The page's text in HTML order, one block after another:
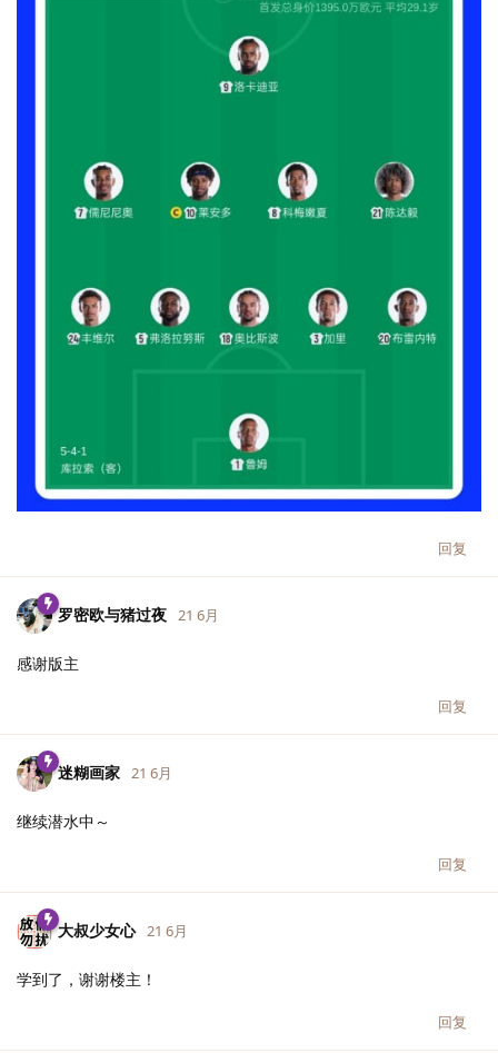
回复
罗密欧与猪过夜 21 6月
感谢版主
回复
迷糊画家 21 6月
继续潜水中～
回复
大叔少女心 21 6月
学到了，谢谢楼主！
回复